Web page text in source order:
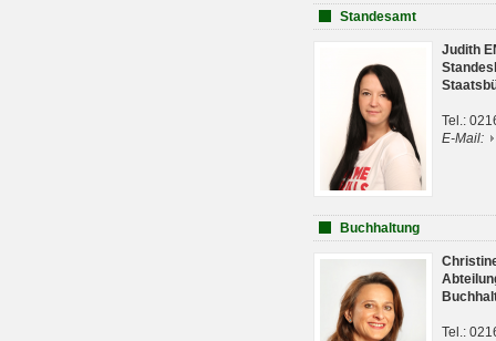
Standesamt
Judith
Tel.:
E-Mail:
Buchhaltung
Tel.: